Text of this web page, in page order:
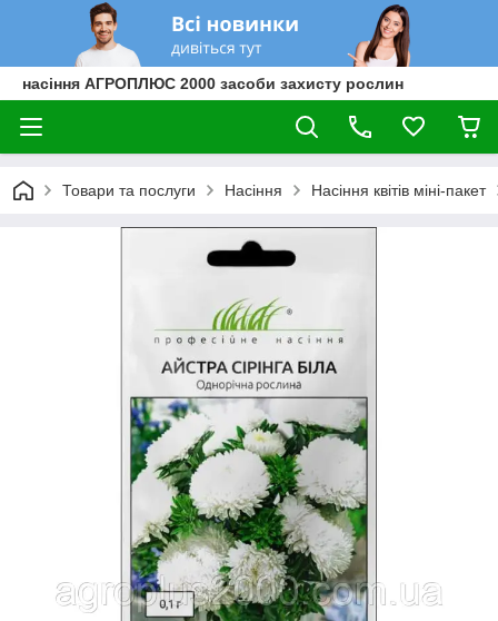
насіння АГРОПЛЮС 2000 засоби захисту рослин
Товари та послуги Насіння Насіння квітів міні-пакет